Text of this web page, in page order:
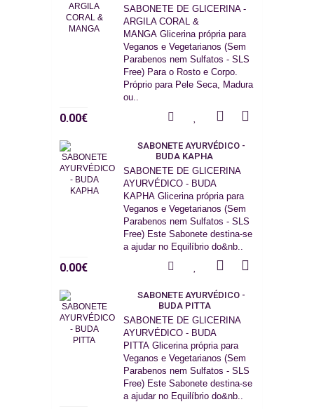
SABONETE DE GLICERINA -
ARGILA CORAL &
MANGA Glicerina própria para
Veganos e Vegetarianos (Sem
Parabenos nem Sulfatos - SLS
Free) Para o Rosto e Corpo.
Próprio para Pele Seca, Madura
ou..
0.00€
SABONETE AYURVÉDICO -
BUDA KAPHA
SABONETE DE GLICERINA
AYURVÉDICO - BUDA
KAPHA Glicerina própria para
Veganos e Vegetarianos (Sem
Parabenos nem Sulfatos - SLS
Free) Este Sabonete destina-se
a ajudar no Equilíbrio do&nb..
0.00€
SABONETE AYURVÉDICO -
BUDA PITTA
SABONETE DE GLICERINA
AYURVÉDICO - BUDA
PITTA Glicerina própria para
Veganos e Vegetarianos (Sem
Parabenos nem Sulfatos - SLS
Free) Este Sabonete destina-se
a ajudar no Equilíbrio do&nb..